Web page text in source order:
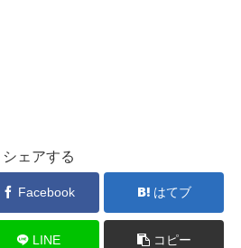
シェアする
Facebook はてブ
LINE コピー